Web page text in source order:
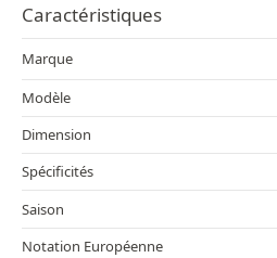
Caractéristiques
Marque
Modèle
Dimension
Spécificités
Saison
Notation Européenne